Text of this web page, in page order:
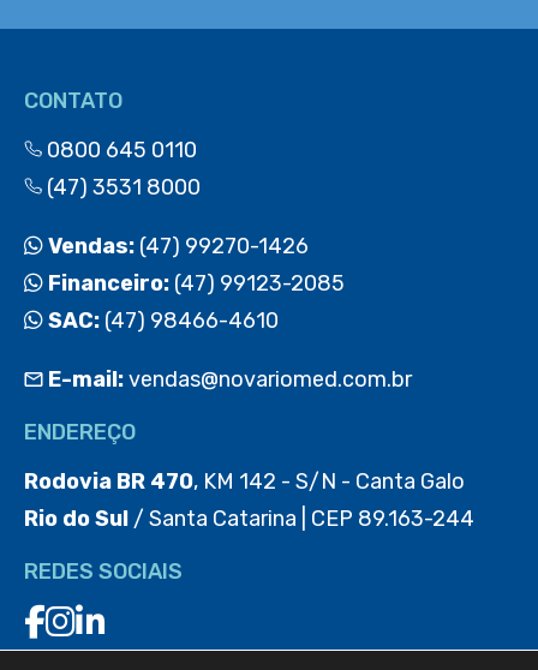
CONTATO
0800 645 0110
(47) 3531 8000
Vendas: (47) 99270-1426
Financeiro: (47) 99123-2085
SAC: (47) 98466-4610
E-mail:vendas@novariomed.com.br
ENDEREÇO
Rodovia BR 470, KM 142 - S/N - Canta Galo
Rio do Sul / Santa Catarina | CEP 89.163-244
REDES SOCIAIS